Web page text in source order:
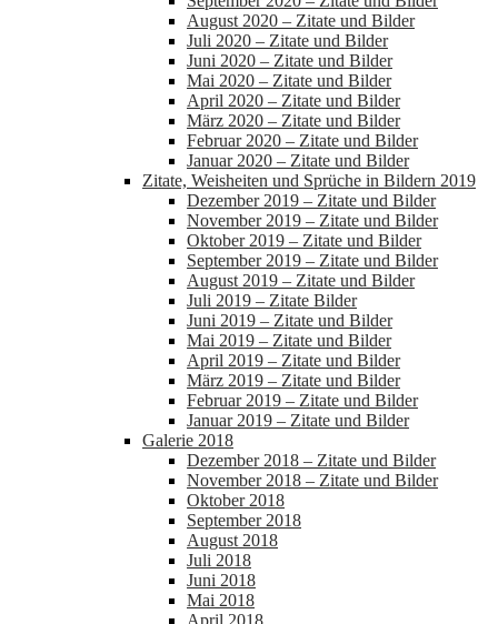
August 2020 – Zitate und Bilder
Juli 2020 – Zitate und Bilder
Juni 2020 – Zitate und Bilder
Mai 2020 – Zitate und Bilder
April 2020 – Zitate und Bilder
März 2020 – Zitate und Bilder
Februar 2020 – Zitate und Bilder
Januar 2020 – Zitate und Bilder
Zitate, Weisheiten und Sprüche in Bildern 2019
Dezember 2019 – Zitate und Bilder
November 2019 – Zitate und Bilder
Oktober 2019 – Zitate und Bilder
September 2019 – Zitate und Bilder
August 2019 – Zitate und Bilder
Juli 2019 – Zitate Bilder
Juni 2019 – Zitate und Bilder
Mai 2019 – Zitate und Bilder
April 2019 – Zitate und Bilder
März 2019 – Zitate und Bilder
Februar 2019 – Zitate und Bilder
Januar 2019 – Zitate und Bilder
Galerie 2018
Dezember 2018 – Zitate und Bilder
November 2018 – Zitate und Bilder
Oktober 2018
September 2018
August 2018
Juli 2018
Juni 2018
Mai 2018
April 2018